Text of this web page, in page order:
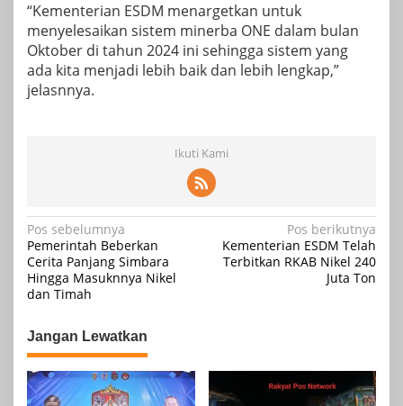
“Kementerian ESDM menargetkan untuk
menyelesaikan sistem minerba ONE dalam bulan
Oktober di tahun 2024 ini sehingga sistem yang
ada kita menjadi lebih baik dan lebih lengkap,”
jelasnnya.
Ikuti Kami
Navigasi
pos
Pos sebelumnya
Pemerintah Beberkan
Cerita Panjang Simbara
Hingga Masuknnya Nikel
dan Timah
Pos berikutnya
Kementerian ESDM Telah
Terbitkan RKAB Nikel 240
Juta Ton
Jangan Lewatkan